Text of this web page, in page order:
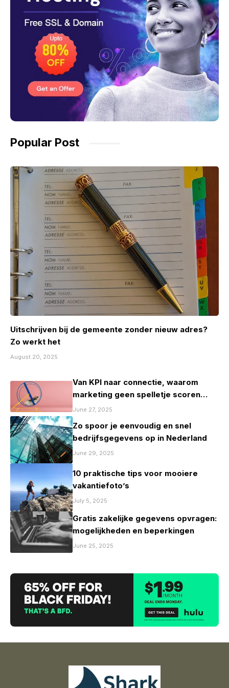
Popular Post
Uitschrijven bij de gemeente zonder nieuw adres?
Zo werkt het
August 20, 2025
Van KPI naar connectie, waarom
marketing geen spelletje scoren
mag zijn
June 27, 2025
Zo spoor je eenvoudig en snel
bedrijfsgegevens op in Nederland
June 29, 2025
10 praktische tips voor mooiere
vakantiefoto’s
July 5, 2025
Gratis zakelijke gegevens opvragen:
mogelijkheden en beperkingen
June 25, 2025